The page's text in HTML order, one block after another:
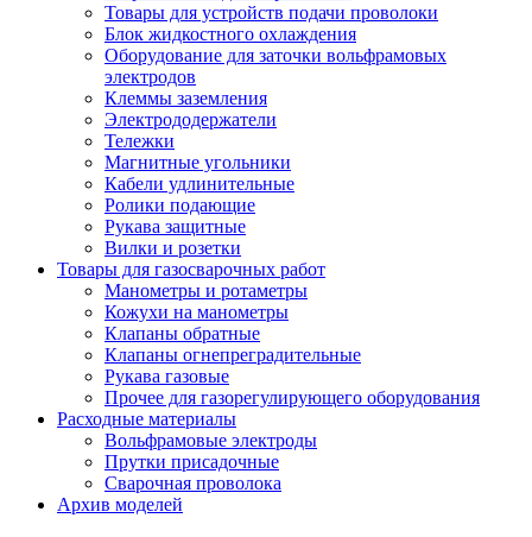
Товары для устройств подачи проволоки
Блок жидкостного охлаждения
Оборудование для заточки вольфрамовых
электродов
Клеммы заземления
Электрододержатели
Тележки
Магнитные угольники
Кабели удлинительные
Ролики подающие
Рукава защитные
Вилки и розетки
Товары для газосварочных работ
Манометры и ротаметры
Кожухи на манометры
Клапаны обратные
Клапаны огнепреградительные
Рукава газовые
Прочее для газорегулирующего оборудования
Расходные материалы
Вольфрамовые электроды
Прутки присадочные
Сварочная проволока
Архив моделей